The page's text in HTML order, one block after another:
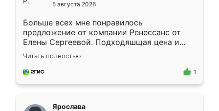
5 августа 2026
Больше всех мне понравилось
предложение от компании Ренессанс от
Елены Сергеевой. Подходяшщая цена и
короткие сроки изготовления. Приехавший
для замера сотрудник Владислав
предложил по моему эскизу самый
Читать полностью
1
Ярослава